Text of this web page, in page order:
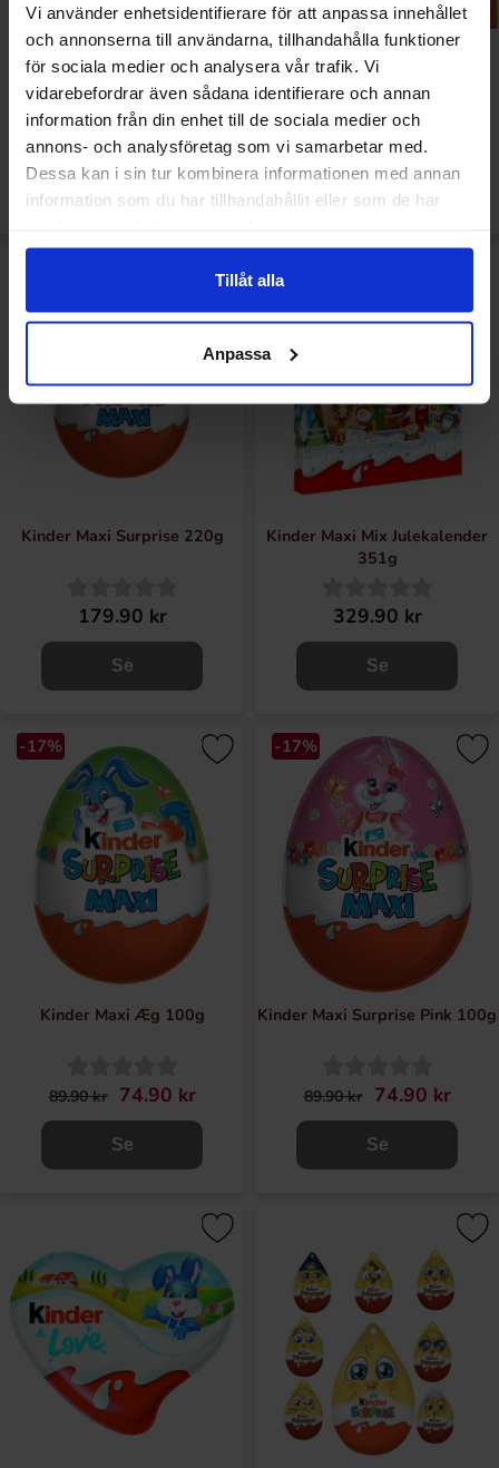
Vi använder enhetsidentifierare för att anpassa innehållet
och annonserna till användarna, tillhandahålla funktioner
för sociala medier och analysera vår trafik. Vi
vidarebefordrar även sådana identifierare och annan
information från din enhet till de sociala medier och
annons- och analysföretag som vi samarbetar med.
Dessa kan i sin tur kombinera informationen med annan
information som du har tillhandahållit eller som de har
Tillåt alla
Anpassa
Kinder Chokolade Påske 150g
34.90 kr
Kinder Chocolate 4p 50g
13.90 kr
Kinder Maxi Surprise 220g
179.90 kr
Se
Kinder Maxi Mix Julekalender
351g
329.90 kr
Se
-17%
Kinder Maxi Æg 100g
89.90 kr 74.90 kr
Se
-17%
Kinder Maxi Surprise Pink 100g
89.90 kr 74.90 kr
Se